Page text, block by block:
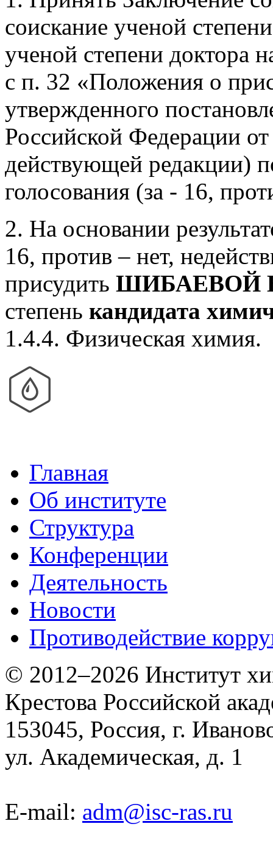
соискание ученой
ученой степени доктора
с п. 32 «Положения о
утвержденного
Российской Федерации
действующей редакции)
голосования (за - 16,
2. На основании
16, против – нет,
присудить ШИБАЕВОЙ
степень кандидата
1.4.4. Физическая химия.
Главная
Об институте
Структура
Конференции
Деятельность
Новости
Противодействие
© 2012–2026 Институт
Крестова Российской
153045, Россия, г.
ул. Академическая, д. 1
E-mail: adm@isc-ras.ru